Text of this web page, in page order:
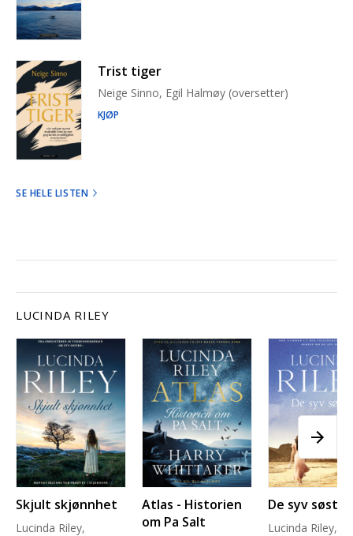
Trist tiger
Neige Sinno, Egil Halmøy (oversetter)
KJØP
SE HELE LISTEN
LUCINDA RILEY
Skjult skjønnhet
Lucinda Riley,
Atlas - Historien
om Pa Salt
De syv søstre
Lucinda Riley,